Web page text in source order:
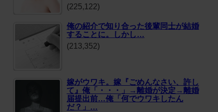
(225,122)
俺の紹介で知り合った後輩同士が結婚
することに。しかし…
(213,352)
嫁がウワキ。嫁『ごめんなさい、許し
て』俺「・・・」→離婚が決定→離婚
届提出前…俺「何でウワキしたん
だ？」…